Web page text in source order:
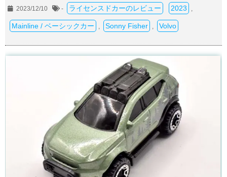
2023/12/10 - ライセンスドカーのレビュー 2023
Mainline / ベーシックカー Sonny Fisher Volvo